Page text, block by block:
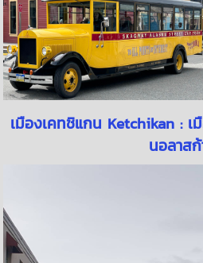
เมืองเคทชิแกน Ketchikan : เ
นอลาส